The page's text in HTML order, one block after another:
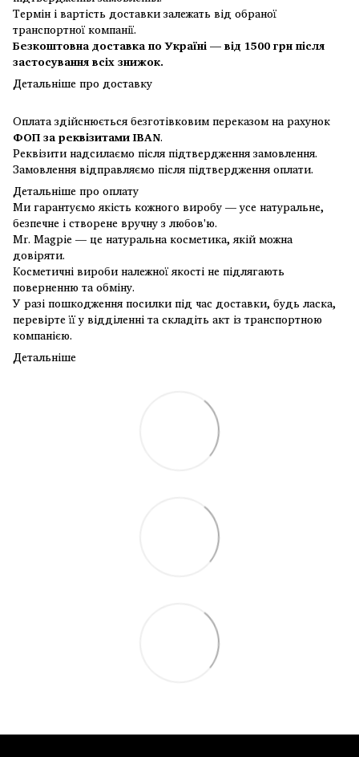
Термін і вартість доставки залежать від обраної
транспортної компанії.
Безкоштовна доставка по Україні — від 1500 грн після
застосування всіх знижок.
Детальніше про доставку
Оплата здійснюється безготівковим переказом на рахунок
ФОП за реквізитами IBAN.
Реквізити надсилаємо після підтвердження замовлення.
Замовлення відправляємо після підтвердження оплати.
Детальніше про оплату
Ми гарантуємо якість кожного виробу — усе натуральне,
безпечне і створене вручну з любов'ю.
Mr. Magpie — це натуральна косметика, якій можна
довіряти.
Косметичні вироби належної якості не підлягають
поверненню та обміну.
У разі пошкодження посилки під час доставки, будь ласка,
перевірте її у відділенні та складіть акт із транспортною
компанією.
Детальніше